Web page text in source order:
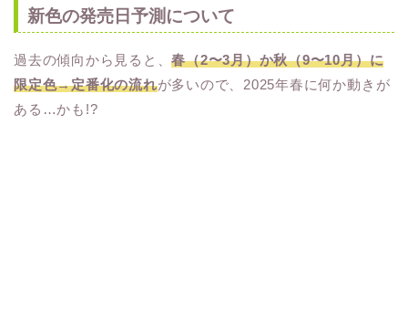
新色の発売日予測について
過去の傾向から見ると、春（2〜3月）か秋（9〜10月）に
限定色→定番化の流れが多いので、2025年春に何か動きが
ある…かも!?